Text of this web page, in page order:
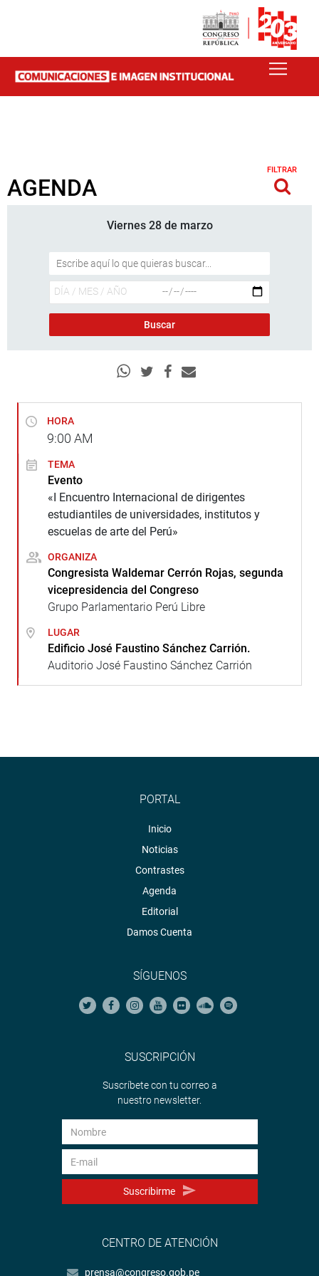
AGENDA
FILTRAR
Viernes 28 de marzo
HORA
9:00 AM
TEMA
Evento
«I Encuentro Internacional de dirigentes
estudiantiles de universidades, institutos y
escuelas de arte del Perú»
ORGANIZA
Congresista Waldemar Cerrón Rojas, segunda
vicepresidencia del Congreso
Grupo Parlamentario Perú Libre
LUGAR
Edificio José Faustino Sánchez Carrión.
Auditorio José Faustino Sánchez Carrión
PORTAL
Inicio
Noticias
Contrastes
Agenda
Editorial
Damos Cuenta
SÍGUENOS
SUSCRIPCIÓN
Suscríbete con tu correo a
nuestro newsletter.
Suscribirme
CENTRO DE ATENCIÓN
prensa@congreso.gob.pe